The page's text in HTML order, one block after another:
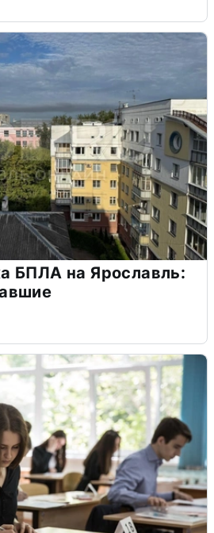
БПЛА на Ярославль: